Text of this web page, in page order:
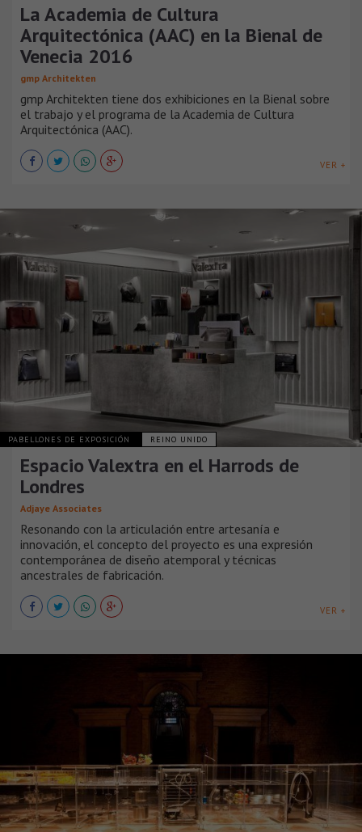
La Academia de Cultura
Arquitectónica (AAC) en la Bienal de
Venecia 2016
gmp Architekten
gmp Architekten tiene dos exhibiciones en la Bienal sobre
el trabajo y el programa de la Academia de Cultura
Arquitectónica (AAC).
VER +
PABELLONES DE EXPOSICIÓN REINO UNIDO
Espacio Valextra en el Harrods de
Londres
Adjaye Associates
Resonando con la articulación entre artesanía e
innovación, el concepto del proyecto es una expresión
contemporánea de diseño atemporal y técnicas
ancestrales de fabricación.
VER +